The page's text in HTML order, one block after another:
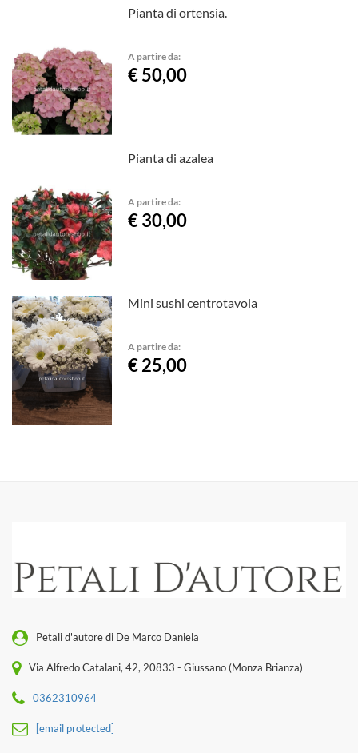
Pianta di ortensia.
A partire da:
€ 50,00
Pianta di azalea
A partire da:
€ 30,00
Mini sushi centrotavola
A partire da:
€ 25,00
Petali d'autore di De Marco Daniela
Via Alfredo Catalani, 42, 20833 - Giussano (Monza Brianza)
0362310964
[email protected]